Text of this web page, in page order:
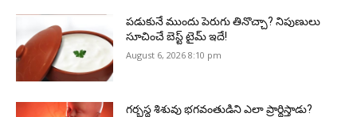
పడుకునే ముందు పెరుగు తినొచ్చా? నిపుణులు
సూచించే బెస్ట్ టైమ్ ఇదే!
August 6, 2026 8:10 pm
గర్భస్థ శిశువు భగవంతుడిని ఎలా ప్రార్థిస్తాడు?